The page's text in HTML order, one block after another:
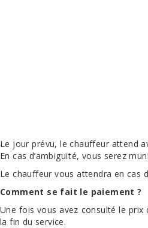
Le jour prévu, le chauffeur attend
En cas d’ambiguïté, vous serez
Le chauffeur vous attendra en cas
Comment se fait le paiement ?
Une fois vous avez consulté le
la fin du service.